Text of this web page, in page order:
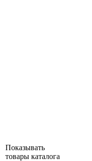
Показывать
товары каталога